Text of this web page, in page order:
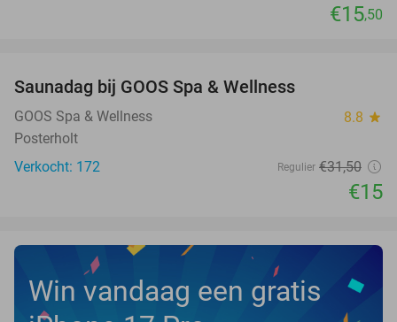
€15,50
Saunadag bij GOOS Spa & Wellness
GOOS Spa & Wellness 8.8 star
Posterholt
Verkocht: 172
Regulier €31,50
€15
Win vandaag een gratis